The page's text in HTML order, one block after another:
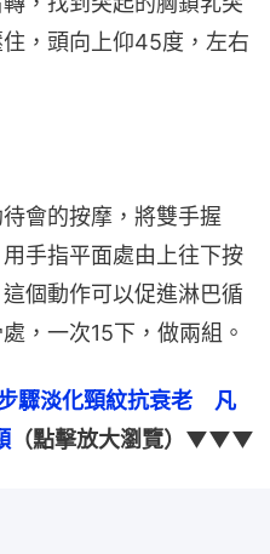
，頭向上仰45度，左右
會的按摩，將雙手握
手指平面處由上往下按
個動作可以促進淋巴循
，一次15下，做兩組。
驟淡化頸紋抗衰老　凡
（點擊放大瀏覽）▼▼▼